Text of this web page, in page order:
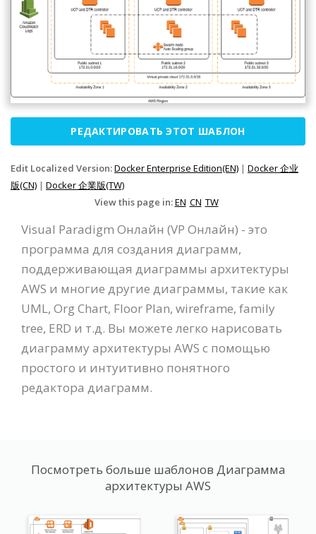
РЕДАКТИРОВАТЬ ЭТОТ ШАБЛОН
Edit Localized Version:Docker Enterprise Edition(EN) | Docker 企业
版(CN) | Docker 企業版(TW)
View this page in:EN CN TW
Visual Paradigm Онлайн (VP Онлайн) - это
программа для создания диаграмм,
поддерживающая диаграммы архитектуры
AWS и многие другие диаграммы, такие как
UML, Org Chart, Floor Plan, wireframe, family
tree, ERD и т.д. Вы можете легко нарисовать
диаграмму архитектуры AWS с помощью
простого и интуитивно понятного
редактора диаграмм.
Посмотреть больше шаблонов Диаграмма
архитектуры AWS